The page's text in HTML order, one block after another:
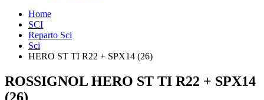
Home
SCI
Reparto Sci
Sci
HERO ST TI R22 + SPX14 (26)
ROSSIGNOL HERO ST TI R22 + SPX14